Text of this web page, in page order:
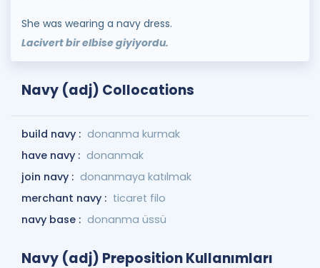
She was wearing a navy dress.
Lacivert bir elbise giyiyordu.
Navy (adj) Collocations
build navy : donanma kurmak
have navy : donanmak
join navy : donanmaya katılmak
merchant navy : ticaret filo
navy base : donanma üssü
Navy (adj) Preposition Kullanımları